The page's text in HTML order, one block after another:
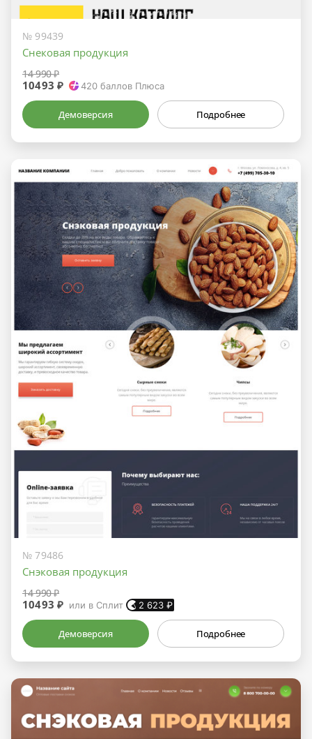
№ 99439
Снековая продукция
14 990 ₽
10493 ₽ 420 баллов Плюса
Демоверсия Подробнее
№ 79486
Снэковая продукция
14 990 ₽
10493 ₽ или в Сплит 2 623 ₽
Демоверсия Подробнее